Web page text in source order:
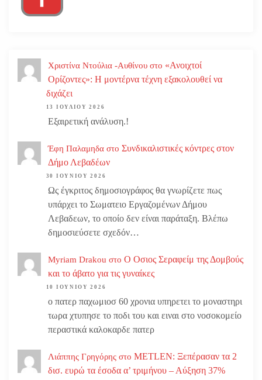
Χριστίνα Ντούλια -Αυθίνου στο «Ανοιχτοί
Ορίζοντες»: Η μοντέρνα τέχνη εξακολουθεί να
διχάζει
13 ΙΟΥΛΊΟΥ 2026
Εξαιρετική ανάλυση.!
Έφη Παλαμηδα στο Συνδικαλιστικές κόντρες στον
Δήμο Λεβαδέων
30 ΙΟΥΝΊΟΥ 2026
Ως έγκριτος δημοσιογράφος θα γνωρίζετε πως
υπάρχει το Σωματειο Εργαζομένων Δήμου
Λεβαδεων, το οποίο δεν είναι παράταξη. Βλέπω
δημοσιεύσετε σχεδόν…
Myriam Drakou στο Ο Οσιος Σεραφείμ της Δομβούς
και το άβατο για τις γυναίκες
10 ΙΟΥΝΊΟΥ 2026
ο πατερ παχωμιοσ 60 χρονια υπηρετει το μοναστηρι
τωρα χτυπησε το ποδι του και ειναι στο νοσοκομείο
περαστικά καλοκαρδε πατερ
Λιάππης Γρηγόρης στο METLEN: Ξεπέρασαν τα 2
δισ. ευρώ τα έσοδα α’ τριμήνου – Αύξηση 37%